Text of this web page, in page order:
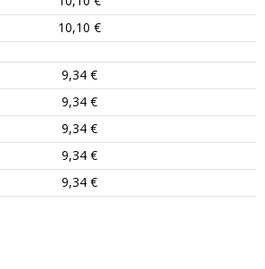
10,10 €
9,34 €
9,34 €
9,34 €
9,34 €
9,34 €